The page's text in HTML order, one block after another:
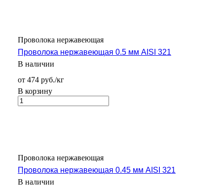
Проволока нержавеющая
Проволока нержавеющая 0.5 мм AISI 321
В наличии
от 474 руб./кг
В корзину
Проволока нержавеющая
Проволока нержавеющая 0.45 мм AISI 321
В наличии